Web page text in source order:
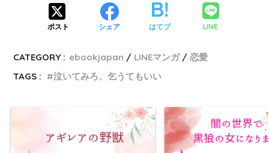
ポスト シェア はてブ LINE
CATEGORY : ebookjapan LINEマンガ
恋愛
TAGS :
泣いてみろ、乞うてもいい